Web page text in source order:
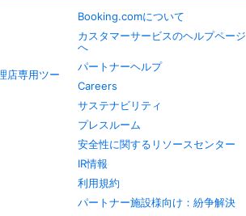
店専用ツー
Booking.comについて
カスタマーサービスのヘルプページ
へ
パートナーヘルプ
Careers
サステナビリティ
プレスルーム
安全性に関するリソースセンター
IR情報
利用規約
パートナー施設様向け：紛争解決